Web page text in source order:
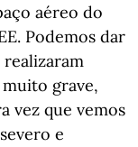
aéreo do
Podemos dar
realizaram
grave,
vez que vemos
e